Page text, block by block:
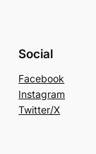
Social
Facebook
Instagram
Twitter/X